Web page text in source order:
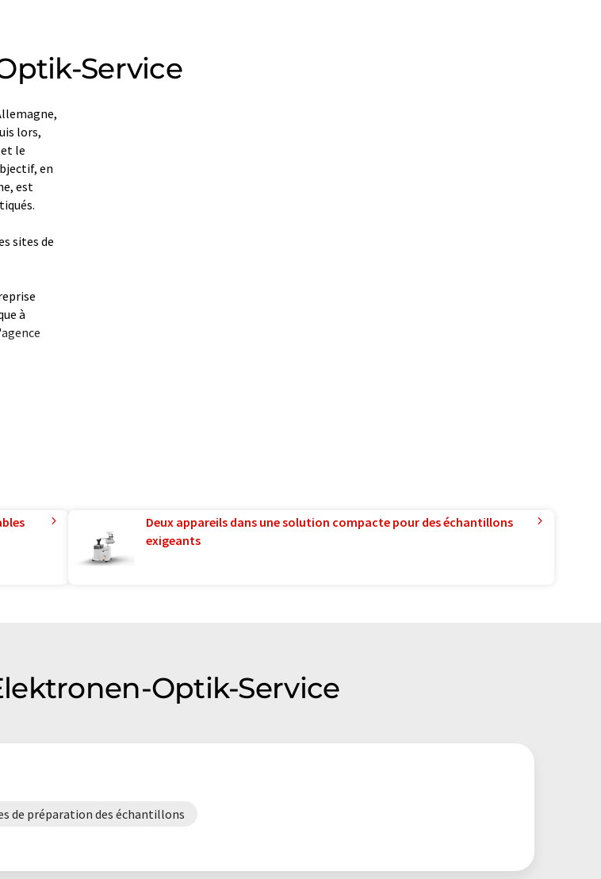
Service
lors,
le
en
est
sites de
à
plus
Deux appareils dans une solution compacte pour des échantillons
exigeants
Optik-Service
de préparation des échantillons